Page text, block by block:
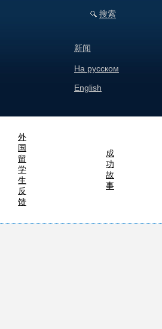
搜索
新闻
На русском
English
外
国
留
学
生
反
馈
成
功
故
事